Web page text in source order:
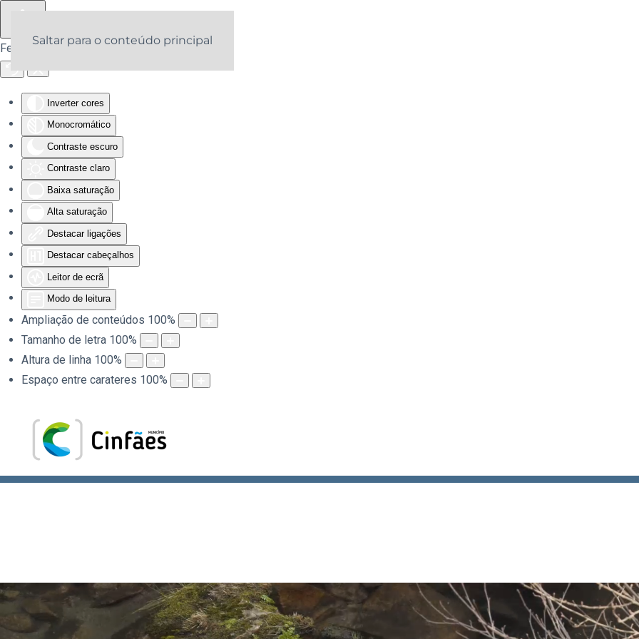
Ferramentas de acessibilidade
Inverter cores
Monocromático
Contraste escuro
Contraste claro
Baixa saturação
Alta saturação
Destacar ligações
Destacar cabeçalhos
Leitor de ecrã
Modo de leitura
Ampliação de conteúdos 100%
Tamanho de letra 100%
Altura de linha 100%
Espaço entre carateres 100%
Saltar para o conteúdo principal
.